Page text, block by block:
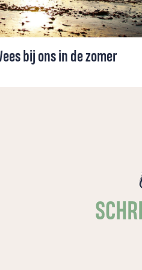
bij ons in de zomer
Gods nabijheid, die nieuwe